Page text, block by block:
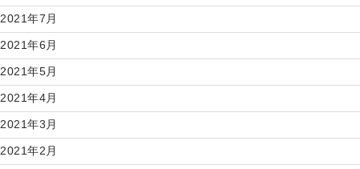
2021年7月
2021年6月
2021年5月
2021年4月
2021年3月
2021年2月